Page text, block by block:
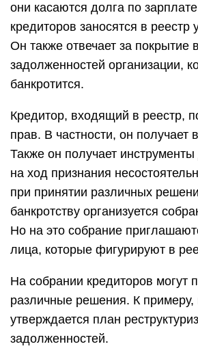
они касаются долга по
кредиторов заносятся в
Он также отвечает за покрытие
задолженностей организации,
банкротится.
Кредитор, входящий в реестр,
прав. В частности, он получает
Также он получает
на ход признания
при принятии различных
банкротству организуется
Но на это собрание
лица, которые фигурируют в
На собрании кредиторов могут
различные решения. К примеру,
утверждается план
задолженностей.